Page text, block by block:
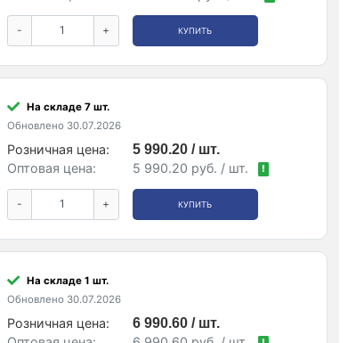
- + КУПИТЬ
На складе 7 шт.
Обновлено 30.07.2026
Розничная цена:
5 990.20 / шт.
Оптовая цена:
5 990.20 руб. / шт. !
- + КУПИТЬ
На складе 1 шт.
Обновлено 30.07.2026
Розничная цена:
6 990.60 / шт.